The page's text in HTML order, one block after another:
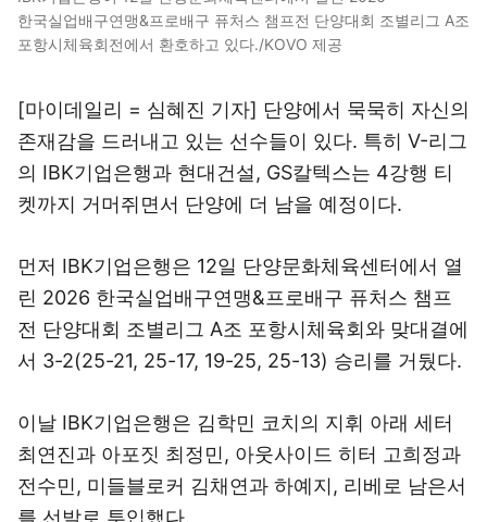
한국실업배구연맹&프로배구 퓨처스 챔프전 단양대회 조별리그 A조
포항시체육회전에서 환호하고 있다./KOVO 제공
[마이데일리 = 심혜진 기자] 단양에서 묵묵히 자신의
존재감을 드러내고 있는 선수들이 있다. 특히 V-리그
의 IBK기업은행과 현대건설, GS칼텍스는 4강행 티
켓까지 거머쥐면서 단양에 더 남을 예정이다.
먼저 IBK기업은행은 12일 단양문화체육센터에서 열
린 2026 한국실업배구연맹&프로배구 퓨처스 챔프
전 단양대회 조별리그 A조 포항시체육회와 맞대결에
서 3-2(25-21, 25-17, 19-25, 25-13) 승리를 거뒀다.
이날 IBK기업은행은 김학민 코치의 지휘 아래 세터
최연진과 아포짓 최정민, 아웃사이드 히터 고희정과
전수민, 미들블로커 김채연과 하예지, 리베로 남은서
를 선발로 투입했다.